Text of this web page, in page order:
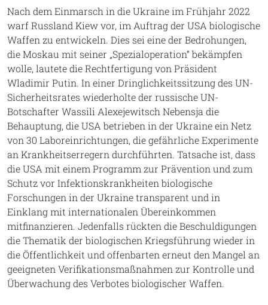
Nach dem Einmarsch in die Ukraine im Frühjahr 2022
warf Russland Kiew vor, im Auftrag der USA biologische
Waffen zu entwickeln. Dies sei eine der Bedrohungen,
die Moskau mit seiner „Spezialoperation“ bekämpfen
wolle, lautete die Rechtfertigung von Präsident
Wladimir Putin. In einer Dringlichkeitssitzung des UN-
Sicherheitsrates wiederholte der russische UN-
Botschafter Wassili Alexejewitsch Nebensja die
Behauptung, die USA betrieben in der Ukraine ein Netz
von 30 Laboreinrichtungen, die gefährliche Experimente
an Krankheitserregern durchführten. Tatsache ist, dass
die USA mit einem Programm zur Prävention und zum
Schutz vor Infektionskrankheiten biologische
Forschungen in der Ukraine transparent und in
Einklang mit internationalen Übereinkommen
mitfinanzieren. Jedenfalls rückten die Beschuldigungen
die Thematik der biologischen Kriegsführung wieder in
die Öffentlichkeit und offenbarten erneut den Mangel an
geeigneten Verifikationsmaßnahmen zur Kontrolle und
Überwachung des Verbotes biologischer Waffen.